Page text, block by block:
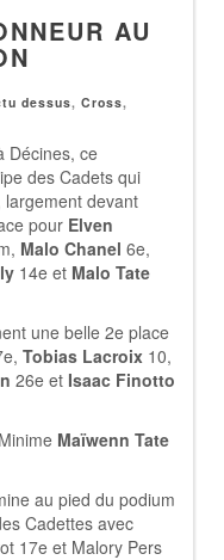
AU
dessus, Cross,
Décines, ce
des Cadets qui
largement devant
pour Elven
Malo Chanel 6e,
14e et Malo Tate
une belle 2e place
Tobias Lacroix 10,
26e et Isaac Finotto
Maïwenn Tate
au pied du podium
Cadettes avec
17e et Malory Pers